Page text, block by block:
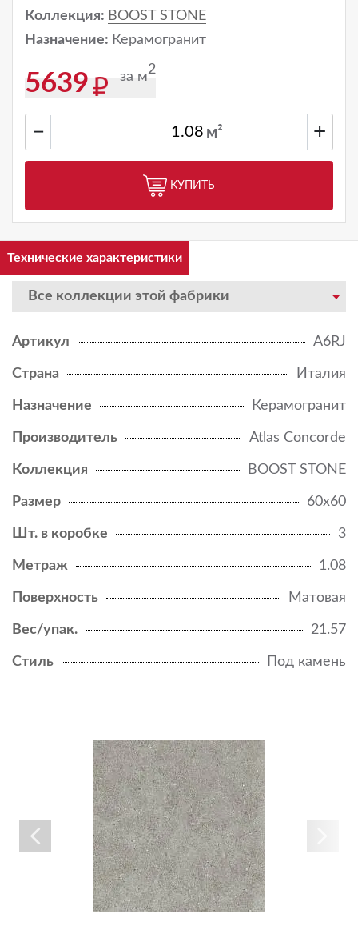
Коллекция: BOOST STONE
Назначение: Керамогранит
5639 за м2
− м² +
КУПИТЬ
Технические характеристики
Все коллекции этой фабрики
Артикул A6RJ
Страна Италия
Назначение Керамогранит
Производитель Atlas Concorde
Коллекция BOOST STONE
Размер 60x60
Шт. в коробке 3
Метраж 1.08
Поверхность Матовая
Вес/упак. 21.57
Стиль Под камень